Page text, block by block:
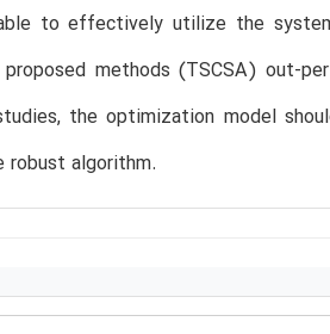
to effectively utilize the
methods (TSCSA) out-
the optimization model
robust algorithm.